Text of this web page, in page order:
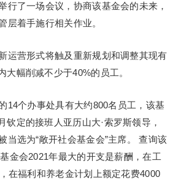
行了一场会议，协商该基金会的未来，
层着手施行相关作业。
运营形式将触及重新规划和调整其现有
大幅削减不少于40%的员工。
14个办事处具有大约800名员工，该基
钦定的接班人亚历山大·索罗斯领导，
当选为“敞开社会基金会”主席。 查询该
金会2021年最大的开支是薪酬，在工
在福利和养老金计划上额定花费4000